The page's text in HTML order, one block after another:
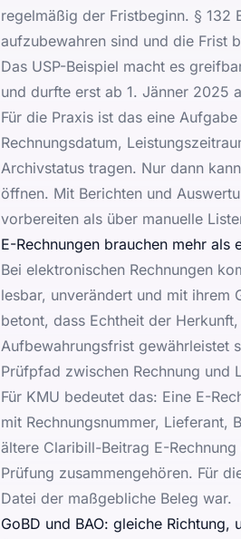
regelmäßig der Fristbeginn. § 132
aufzubewahren sind und die Frist
Das USP-Beispiel macht es
und durfte erst ab 1. Jänner 2025
Für die Praxis ist das eine
Rechnungsdatum,
Archivstatus tragen. Nur dann
öffnen. Mit Berichten und
vorbereiten als über manuelle
E-Rechnungen brauchen mehr als
Bei elektronischen Rechnungen
lesbar, unverändert und mit ihrem
betont, dass Echtheit der
Aufbewahrungsfrist gewährleistet
Prüfpfad zwischen Rechnung und
Für KMU bedeutet das: Eine E-
mit Rechnungsnummer, Lieferant,
ältere Claribill-Beitrag E-
Prüfung zusammengehören. Für
Datei der maßgebliche Beleg war.
GoBD und BAO: gleiche Richtung,